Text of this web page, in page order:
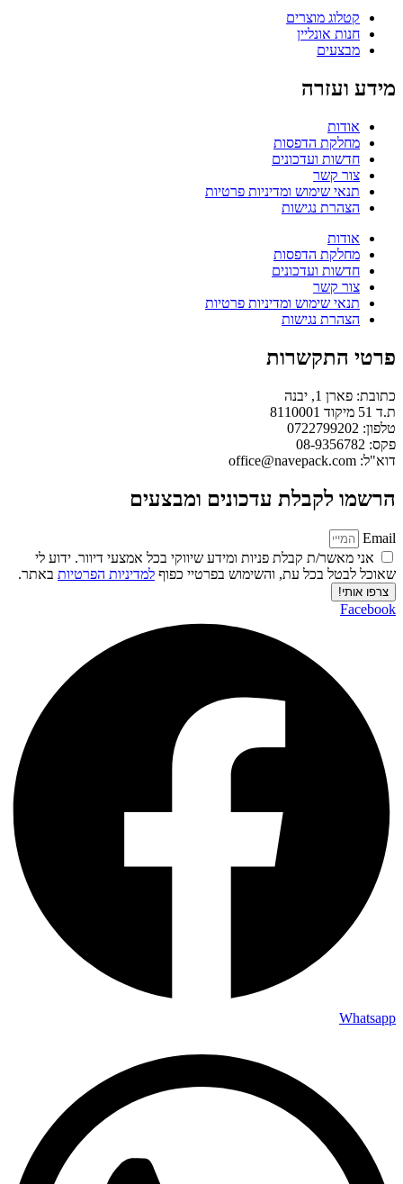
קטלוג מוצרים
חנות אונליין
מבצעים
מידע ועזרה
אודות
מחלקת הדפסות
חדשות ועדכונים
צור קשר
תנאי שימוש ומדיניות פרטיות
הצהרת נגישות
אודות
מחלקת הדפסות
חדשות ועדכונים
צור קשר
תנאי שימוש ומדיניות פרטיות
הצהרת נגישות
פרטי התקשרות
כתובת: פארן 1, יבנה
ת.ד 51 מיקוד 8110001
טלפון: 0722799202
פקס: 08-9356782
דוא"ל: office@navepack.com
הרשמו לקבלת עדכונים ומבצעים
Email
אני מאשר/ת קבלת פניות ומידע שיווקי בכל אמצעי דיוור. ידוע לי
שאוכל לבטל בכל עת, והשימוש בפרטיי כפוף למדיניות הפרטיות באתר.
צרפו אותי!
Facebook
Whatsapp